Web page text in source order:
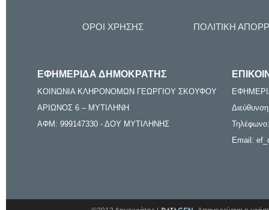
ΟΡΟΙ ΧΡΗΣΗΣ ΠΟΛΙΤΙΚΗ
ΕΦΗΜΕΡΙΔΑ ΔΗΜΟΚΡΑΤΗΣ
ΚΟΙΝΩΝΙΑ ΚΛΗΡΟΝΟΜΩΝ ΓΕΩΡΓΙΟΥ ΣΚΟΥΦΟΥ
ΑΡΙΩΝΟΣ 6 – ΜΥΤΙΛΗΝΗ
ΑΦΜ: 999147330 - ΔΟΥ ΜΥΤΙΛΗΝΗΣ
Email: